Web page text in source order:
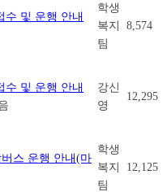
수 및 운행 안내
학생
복지
팀
8,574
수 및 운행 안내
강신
영
12,295
스 운행 안내(마
학생
복지
팀
12,125